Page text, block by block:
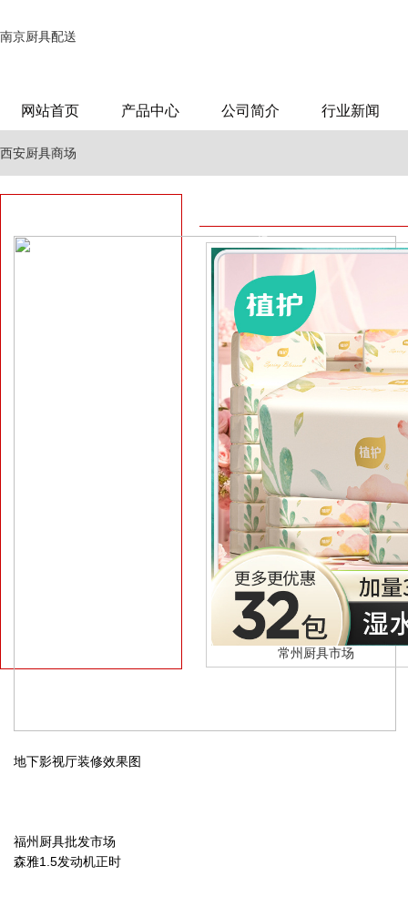
南京厨具配送
网站首页 产品中心 公司简介 行业新闻
西安厨具商场
地下影视厅装修效果图
福州厨具批发市场
森雅1.5发动机正时
场
常州厨具市场